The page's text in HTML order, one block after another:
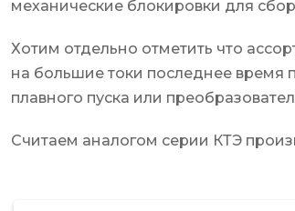
механические блокировки для
Хотим отдельно отметить что
на большие токи последнее время
плавного пуска или
Считаем аналогом серии КТЭ